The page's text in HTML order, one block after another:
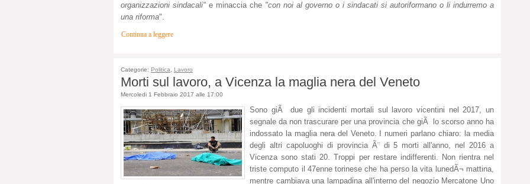
organizzazioni sindacali" e minaccia che "con noi al governo o i sindacati si autoriformano o li indurremo a
una riforma".
Continua a leggere
Categorie: Politica, Lavoro
Morti sul lavoro, a Vicenza la maglia nera del Veneto
Mercoledi 1 Febbraio 2017 alle 17:00
Sono giÃ due gli incidenti mortali sul lavoro vicentini nel 2017, un
segnale da non trascurare per una provincia che giÃ lo scorso anno ha
indossato la maglia nera del Veneto. I numeri parlano chiaro: la media
degli altri capoluoghi di provincia Ã¨ di 5 morti all'anno, nel 2016 a
Vicenza sono stati 20. Troppi per restare indifferenti. Non rientra nel
triste computo il 47enne torinese che ha perso la vita lunedÃ¬ mattina,
mentre cambiava una lampadina all'interno del negozio Mercatone Uno